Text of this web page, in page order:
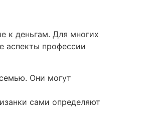
к деньгам. Для многих
аспекты профессии
Они могут
сами определяют